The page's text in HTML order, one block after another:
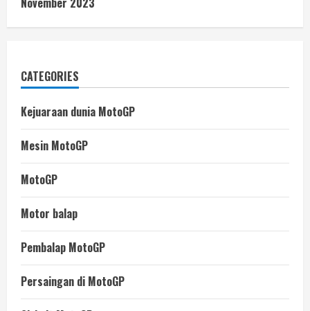
CATEGORIES
Kejuaraan dunia MotoGP
Mesin MotoGP
MotoGP
Motor balap
Pembalap MotoGP
Persaingan di MotoGP